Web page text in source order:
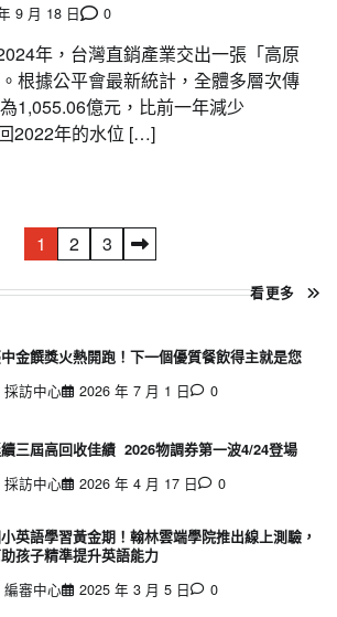
9 月 18 日 0
年，台灣直銷產業交出一張「高原
根據公平會最新統計，全體多層次傳
1,055.06億元，比前一年減少
2022年的水位 […]
1 2
3
看更多
金饌獎火熱開跑！下一個優質餐飲得主就是您
採訪中心
2026 年 7 月 1 日 0
三屆高回收佳績 2026物調券第一波4/24登場
採訪中心
2026 年 4 月 17 日 0
英語學習黃金期！翰林雲端學院推出線上測驗，
孩子精準提升英語能力
編審中心
2025 年 3 月 5 日 0